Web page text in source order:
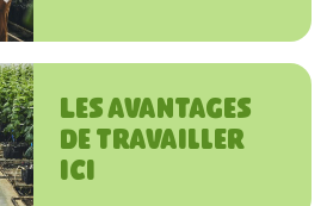
Les avantages
de travailler
ici